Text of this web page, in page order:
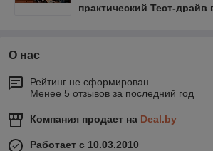
практический Тест-драйв
О нас
Рейтинг не сформирован
Менее 5 отзывов за последний год
Компания продает на Deal.by
Работает с 10.03.2010